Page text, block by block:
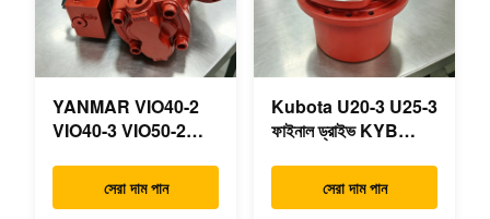
YANMAR VIO40-2
VIO40-3 VIO50-2
VIO55-3 প্রধান
হাইড্রোলিক পাম্প OEM
সেরা দাম পান
Kubota U20-3 U25-3
ফাইনাল ড্রাইভ KYB
OEM ভ্রমণ মোটর
B0240-18076
সেরা দাম পান